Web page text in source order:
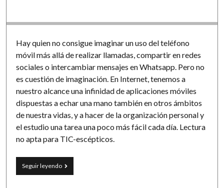
Hay quien no consigue imaginar un uso del teléfono
móvil más allá de realizar llamadas, compartir en redes
sociales o intercambiar mensajes en Whatsapp. Pero no
es cuestión de imaginación. En Internet, tenemos a
nuestro alcance una infinidad de aplicaciones móviles
dispuestas a echar una mano también en otros ámbitos
de nuestra vidas, y a hacer de la organización personal y
el estudio una tarea una poco más fácil cada día. Lectura
no apta para TIC-escépticos.
Seguir leyendoTecnología
móvil